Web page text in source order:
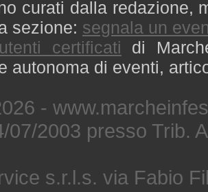
curati dalla redazione,
sezione: segnala un
utenti certificati di
autonoma di eventi,
-
07/2003 presso Trib.
s.r.l.s. via Fabio